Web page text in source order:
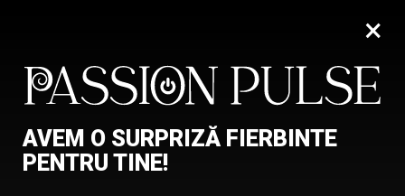
DILDO
HOME SEX SHOP DILDO
×
AVEM O SURPRIZĂ FIERBINTE
PENTRU TINE!